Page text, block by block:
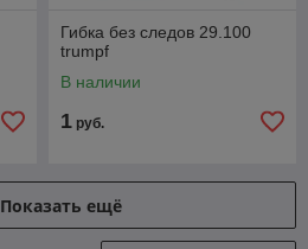
Гибка без следов 29.100
trumpf
В наличии
1 руб.
Показать ещё